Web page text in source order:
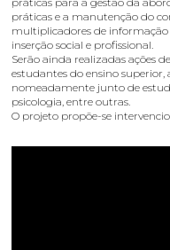
práticas e a manutenção do
multiplicadores de informação
inserção social e profissional.
Serão ainda realizadas ações
estudantes do ensino
nomeadamente junto de
psicologia, entre outras.
O projeto propõe-se